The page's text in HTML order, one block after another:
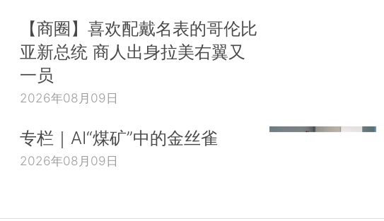
【商圈】喜欢配戴名表的哥伦比
亚新总统 商人出身拉美右翼又
一员
2026年08月09日
专栏｜AI“煤矿”中的金丝雀
2026年08月09日